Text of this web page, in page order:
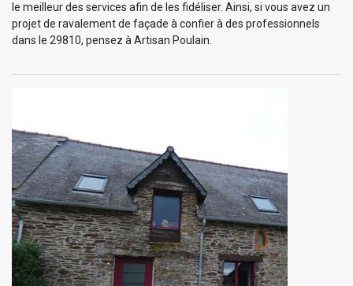
le meilleur des services afin de les fidéliser. Ainsi, si vous avez un
projet de ravalement de façade à confier à des professionnels
dans le 29810, pensez à Artisan Poulain.